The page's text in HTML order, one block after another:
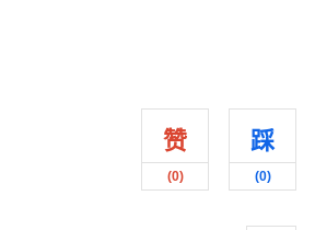
踩
(0)
赞
(0)